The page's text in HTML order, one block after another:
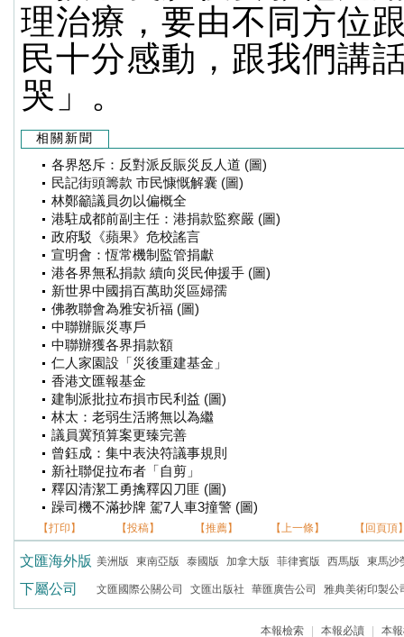
理治療，要由不同方位
民十分感動，跟我們講
哭」。
相關新聞
各界怒斥：反對派反賑災反人道 (圖)
民記街頭籌款 市民慷慨解囊 (圖)
林鄭籲議員勿以偏概全
港駐成都前副主任：港捐款監察嚴 (圖)
政府駁《蘋果》危校謠言
宣明會：恆常機制監管捐獻
港各界無私捐款 續向災民伸援手 (圖)
新世界中國捐百萬助災區婦孺
佛教聯會為雅安祈福 (圖)
中聯辦賑災專戶
中聯辦獲各界捐款額
仁人家園設「災後重建基金」
香港文匯報基金
建制派批拉布損市民利益 (圖)
林太：老弱生活將無以為繼
議員冀預算案更臻完善
曾鈺成：集中表決符議事規則
新社聯促拉布者「自剪」
釋囚清潔工勇擒釋囚刀匪 (圖)
躁司機不滿抄牌 駕7人車3撞警 (圖)
【打印】 【投稿】 【推薦】 【上一條】 【回頁頂
文匯海外版 美洲版 東南亞版 泰國版 加拿大版 菲律賓版 西馬版 東馬沙
下屬公司 文匯國際公關公司 文匯出版社 華匯廣告公司 雅典美術印製公
本報檢索 本報必讀 本